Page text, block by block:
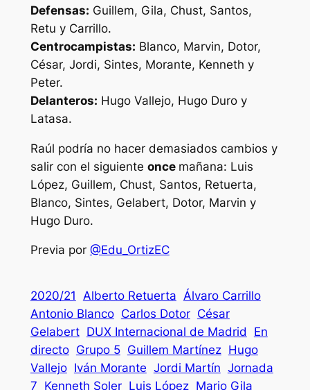
Defensas: Guillem, Gila, Chust, Santos,
Retu y Carrillo.
Centrocampistas: Blanco, Marvin, Dotor,
César, Jordi, Sintes, Morante, Kenneth y
Peter.
Delanteros: Hugo Vallejo, Hugo Duro y
Latasa.
Raúl podría no hacer demasiados cambios y
salir con el siguiente once mañana: Luis
López, Guillem, Chust, Santos, Retuerta,
Blanco, Sintes, Gelabert, Dotor, Marvin y
Hugo Duro.
Previa por @Edu_OrtizEC
2020/21 Alberto Retuerta Álvaro Carrillo
Antonio Blanco Carlos Dotor César
Gelabert DUX Internacional de Madrid
En
directo Grupo 5 Guillem Martínez Hugo
Vallejo Iván Morante Jordi Martín Jornada
7 Kenneth Soler Luis López Mario Gila